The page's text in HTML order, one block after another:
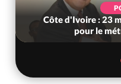
Côte d'Ivoire : 23
pour le